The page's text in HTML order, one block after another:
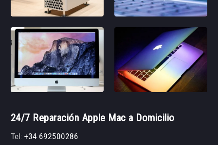
24/7 Reparación Apple Mac a Domicilio
Tel:+34 692500286